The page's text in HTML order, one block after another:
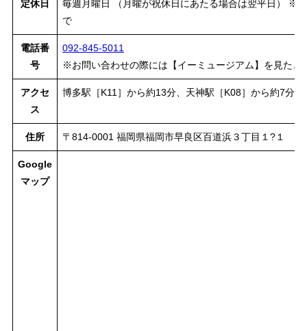
定休日
毎週月曜日 （月曜が祝休日にあたる場合は翌平日） ※
で
電話番
号
092-845-5011
※お問い合わせの際には【イーミュージアム】を見たと
アクセ
ス
博多駅［K11］から約13分、天神駅［K08］から約7分
住所 〒814-0001 福岡県福岡市早良区百道浜３丁目１?１
Google
マップ